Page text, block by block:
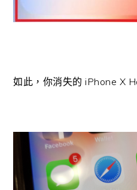
如此，你消失的 iPhone X